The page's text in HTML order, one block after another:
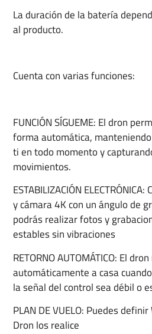
La duración de la batería
al producto.
Cuenta con varias funciones:
FUNCIÓN SÍGUEME: El dron
forma automática,
ti en todo momento y
movimientos.
ESTABILIZACIÓN
y cámara 4K con un ángulo de
podrás realizar fotos y
estables sin vibraciones
RETORNO AUTOMÁTICO: El
automáticamente a casa
la señal del control sea débil o
PLAN DE VUELO: Puedes
Dron los realice